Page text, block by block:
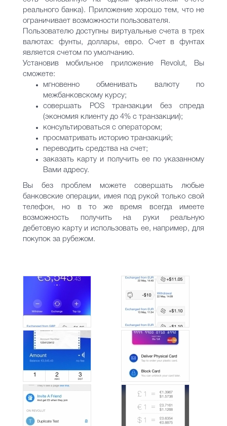
реального банка). Приложение хорошо тем, что не
ограничивает возможности пользователя.
Пользователю доступны виртуальные счета в трех
валютах: фунты, доллары, евро. Счет в фунтах
является счетом по умолчанию.
Установив мобильное приложение Revolut, Вы
сможете:
мгновенно обменивать валюту по
межбанковскому курсу;
совершать POS транзакции без спреда
(экономия клиенту до 4% с транзакции);
консультироваться с оператором;
просматривать историю транзакций;
переводить средства на счет;
заказать карту и получить ее по указанному
Вами адресу.
Вы без проблем можете совершать любые
банковские операции, имея под рукой только свой
телефон, но в то же время всегда имеете
возможность получить на руки реальную
дебетовую карту и использовать ее, например, для
покупок за рубежом.